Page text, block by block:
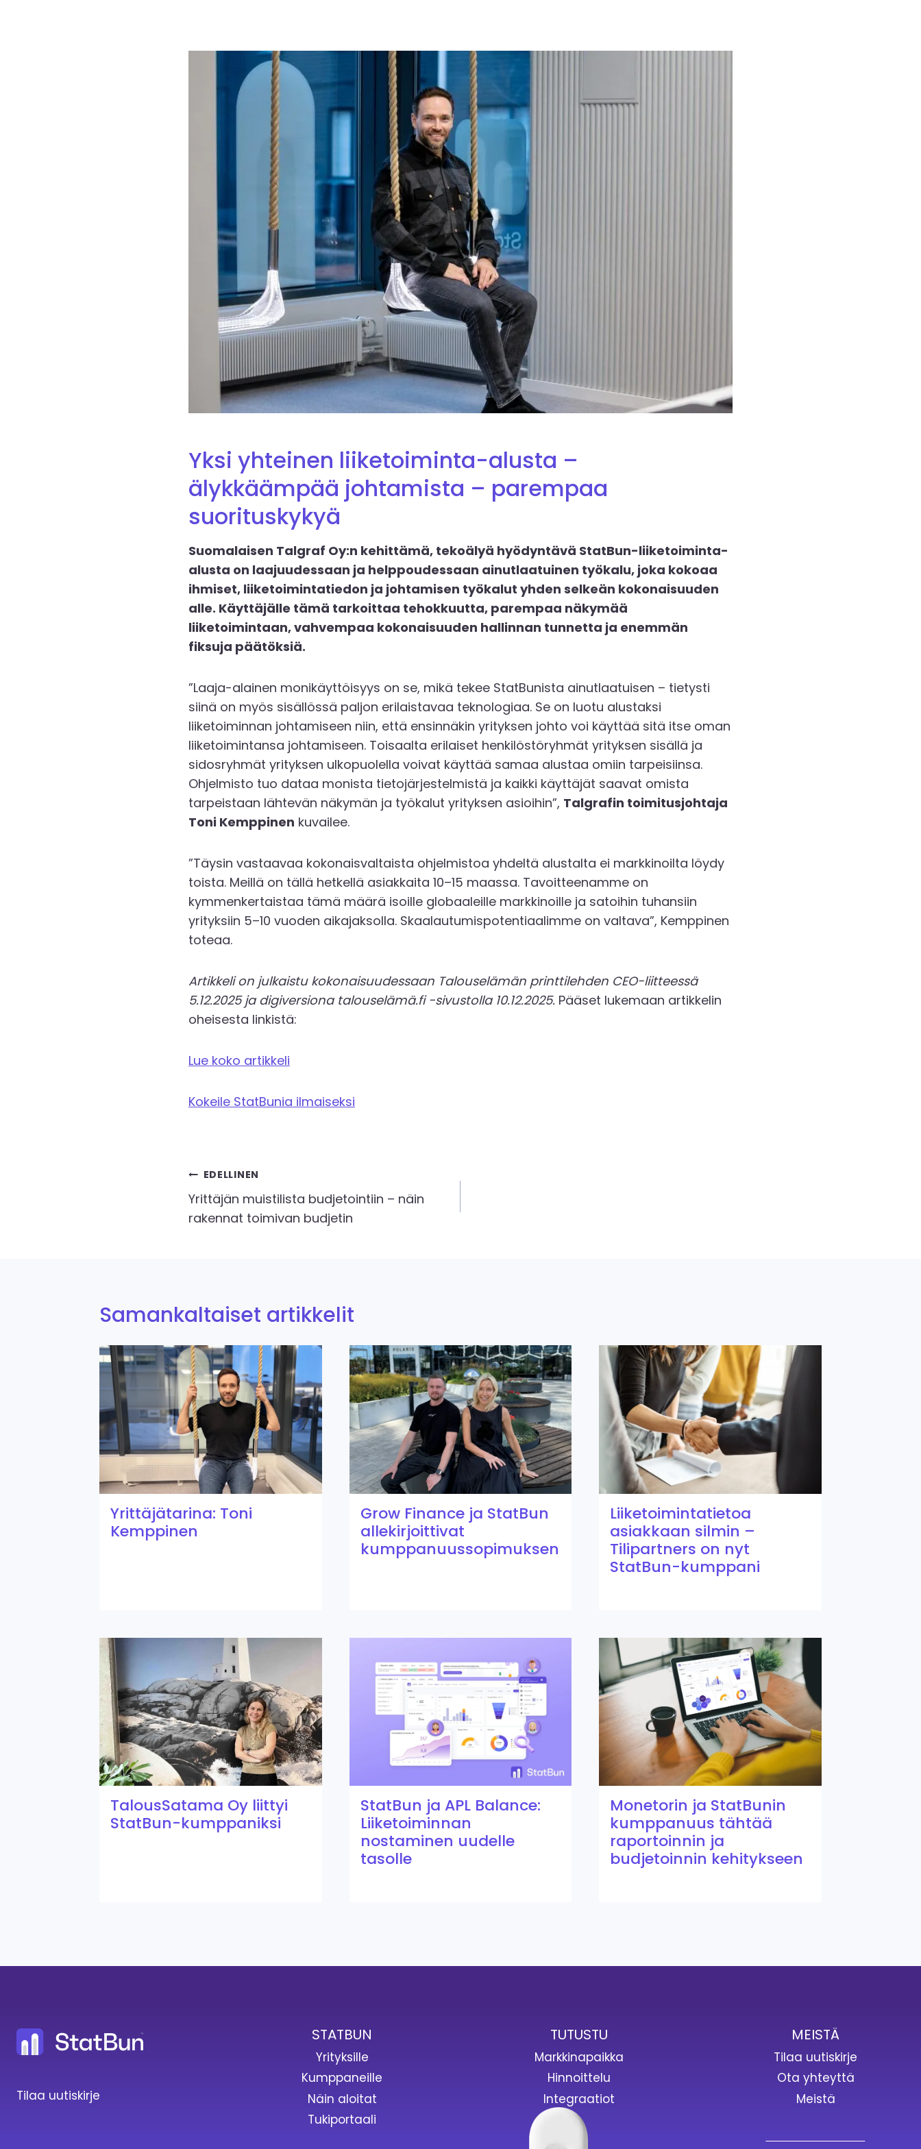
Yksi yhteinen liiketoiminta-alusta –
älykkäämpää johtamista – parempaa
suorituskykyä
Suomalaisen Talgraf Oy:n kehittämä, tekoälyä hyödyntävä StatBun-liiketoiminta-
alusta on laajuudessaan ja helppoudessaan ainutlaatuinen työkalu, joka kokoaa
ihmiset, liiketoimintatiedon ja johtamisen työkalut yhden selkeän kokonaisuuden
alle. Käyttäjälle tämä tarkoittaa tehokkuutta, parempaa näkymää
liiketoimintaan, vahvempaa kokonaisuuden hallinnan tunnetta ja enemmän
fiksuja päätöksiä.
”Laaja-alainen monikäyttöisyys on se, mikä tekee StatBunista ainutlaatuisen – tietysti
siinä on myös sisällössä paljon erilaistavaa teknologiaa. Se on luotu alustaksi
liiketoiminnan johtamiseen niin, että ensinnäkin yrityksen johto voi käyttää sitä itse oman
liiketoimintansa johtamiseen. Toisaalta erilaiset henkilöstöryhmät yrityksen sisällä ja
sidosryhmät yrityksen ulkopuolella voivat käyttää samaa alustaa omiin tarpeisiinsa.
Ohjelmisto tuo dataa monista tietojärjestelmistä ja kaikki käyttäjät saavat omista
tarpeistaan lähtevän näkymän ja työkalut yrityksen asioihin”, Talgrafin toimitusjohtaja
Toni Kemppinen kuvailee.
”Täysin vastaavaa kokonaisvaltaista ohjelmistoa yhdeltä alustalta ei markkinoilta löydy
toista. Meillä on tällä hetkellä asiakkaita 10–15 maassa. Tavoitteenamme on
kymmenkertaistaa tämä määrä isoille globaaleille markkinoille ja satoihin tuhansiin
yrityksiin 5–10 vuoden aikajaksolla. Skaalautumispotentiaalimme on valtava”, Kemppinen
toteaa.
Artikkeli on julkaistu kokonaisuudessaan Talouselämän printtilehden CEO-liitteessä
5.12.2025 ja digiversiona talouselämä.fi -sivustolla 10.12.2025. Pääset lukemaan artikkelin
oheisesta linkistä:
Lue koko artikkeli
Kokeile StatBunia ilmaiseksi
Artikkelien
selaus
EDELLINEN
Yrittäjän muistilista budjetointiin – näin
rakennat toimivan budjetin
Samankaltaiset artikkelit
Yrittäjätarina: Toni
Kemppinen
Grow Finance ja StatBun
allekirjoittivat
kumppanuussopimuksen
Liiketoimintatietoa
asiakkaan silmin –
Tilipartners on nyt
StatBun-kumppani
TalousSatama Oy liittyi
StatBun-kumppaniksi
StatBun ja APL Balance:
Liiketoiminnan
nostaminen uudelle
tasolle
Monetorin ja StatBunin
kumppanuus tähtää
raportoinnin ja
budjetoinnin kehitykseen
Tilaa uutiskirje
STATBUN
Yrityksille
Kumppaneille
Näin aloitat
Tukiportaali
TUTUSTU
Markkinapaikka
Hinnoittelu
Integraatiot
MEISTÄ
Tilaa uutiskirje
Ota yhteyttä
Meistä